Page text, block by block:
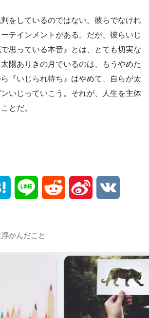
をしているのではない。彼らでなけれ
テインメントがある。だが、彼らいじ
思っている本音』とは、とても切実な
陽ありきの月でいるのは、もうやめた
『いじられ待ち』はやめて、自らが太
いじっていこう。それが、人生を主体
とだ。
t n
d a
W
かんだこと